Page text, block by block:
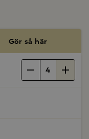
Gör så här
4